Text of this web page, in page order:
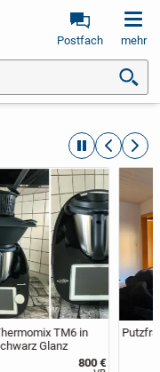
Postfach mehr
automatische
Putzfrau gesucht